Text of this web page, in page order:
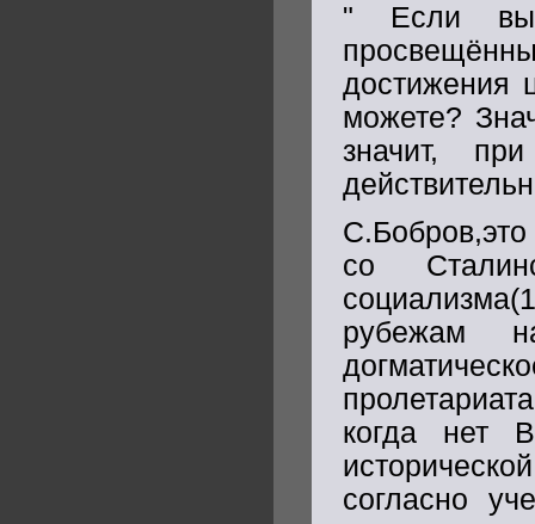
" Если вы
достижения
можете?
значит,
С.Бобров,это
со
рубежам
когда нет
согласно